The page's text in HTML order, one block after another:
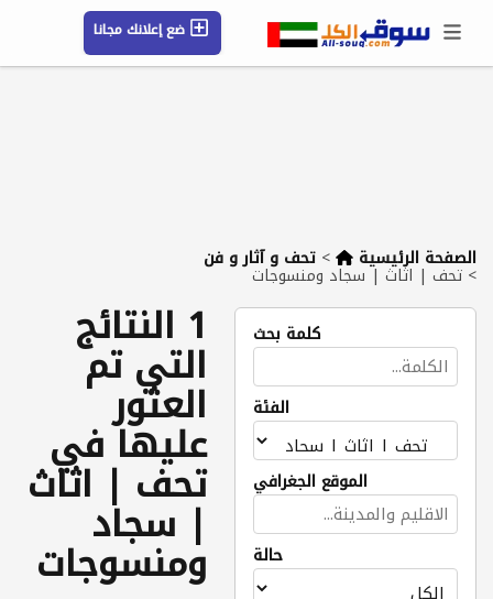
ضع إعلانك مجانا
حسابي / تسجيل
الصفحة الرئيسية > تحف و آثار و فن
> تحف | اثاث | سجاد ومنسوجات
كلمة بحث
الفئة
الموقع الجغرافي
حالة
1 النتائج
التي تم
العثور
عليها في
تحف | اثاث
| سجاد
ومنسوجات